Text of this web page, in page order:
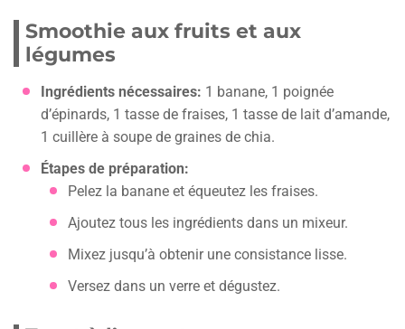
Smoothie aux fruits et aux
légumes
Ingrédients nécessaires: 1 banane, 1 poignée
d’épinards, 1 tasse de fraises, 1 tasse de lait d’amande,
1 cuillère à soupe de graines de chia.
Étapes de préparation:
Pelez la banane et équeutez les fraises.
Ajoutez tous les ingrédients dans un mixeur.
Mixez jusqu’à obtenir une consistance lisse.
Versez dans un verre et dégustez.